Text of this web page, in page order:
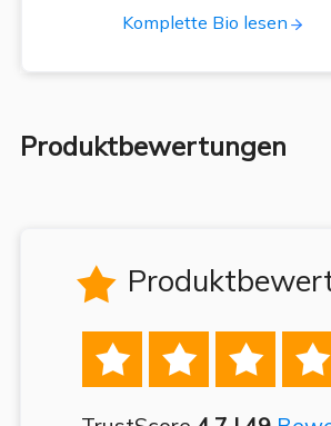
Komplette Bio lesen
Produktbewertungen

   